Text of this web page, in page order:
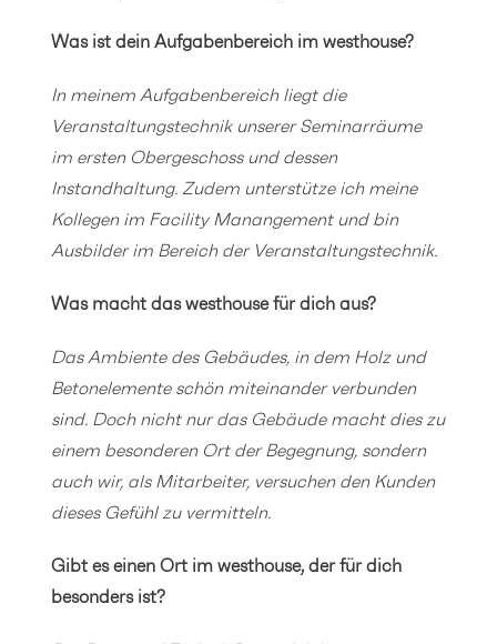
Was ist dein Aufgabenbereich im westhouse?
In meinem Aufgabenbereich liegt die
Veranstaltungstechnik unserer Seminarräume
im ersten Obergeschoss und dessen
Instandhaltung. Zudem unterstütze ich meine
Kollegen im Facility Manangement und bin
Ausbilder im Bereich der Veranstaltungstechnik.
Was macht das westhouse für dich aus?
Das Ambiente des Gebäudes, in dem Holz und
Betonelemente schön miteinander verbunden
sind. Doch nicht nur das Gebäude macht dies zu
einem besonderen Ort der Begegnung, sondern
auch wir, als Mitarbeiter, versuchen den Kunden
dieses Gefühl zu vermitteln.
Gibt es einen Ort im westhouse, der für dich
besonders ist?